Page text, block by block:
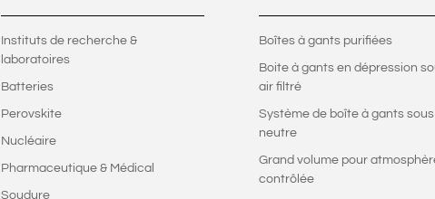
Instituts de recherche &
laboratoires
Batteries
Perovskite
Nucléaire
Pharmaceutique & Médical
Soudure
Boîtes à gants purifiées
Boite à gants en dépression
air filtré
Système de boîte à gants sous
neutre
Grand volume pour
contrôlée